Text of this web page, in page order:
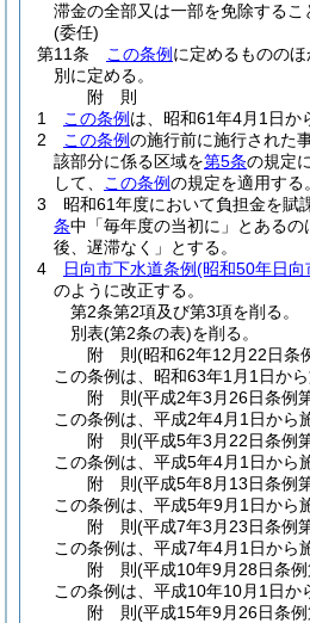
滞金の全部又は一部を免除するこ
(委任)
第11条
この条例 に定めるものの
別に定める。
附 則
1
この条例 は、昭和61年4月1日か
2
この条例の施行前に施行された
該部分に係る区域を第5条の規定
して、
この条例の規定を適用する。
3
昭和61年度において負担金を賦
条中「毎年度の当初に」とある
後、遅滞なく」とする。
4
日向市下水道条例(昭和50年日向
のように改正する。
第2条第2項及び第3項を削る。
別表(第2条の表)を削る。
附 則(昭和62年12月22日条
この条例は、昭和63年1月1日から
附 則(平成2年3月26日条例
この条例は、平成2年4月1日から
附 則(平成5年3月22日条例
この条例は、平成5年4月1日から
附 則(平成5年8月13日条例
この条例は、平成5年9月1日から
附 則(平成7年3月23日条例
この条例は、平成7年4月1日から
附 則(平成10年9月28日条
この条例は、平成10年10月1日か
附 則(平成15年9月26日条